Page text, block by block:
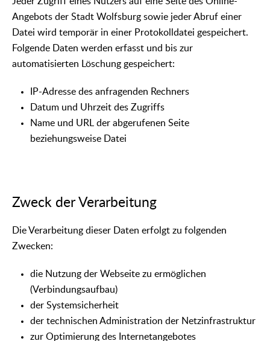
Angebots der Stadt Wolfsburg sowie jeder Abruf einer
Datei wird temporär in einer Protokolldatei gespeichert.
Folgende Daten werden erfasst und bis zur
automatisierten Löschung gespeichert:
IP-Adresse des anfragenden Rechners
Datum und Uhrzeit des Zugriffs
Name und URL der abgerufenen Seite
beziehungsweise Datei
Zweck der Verarbeitung
Die Verarbeitung dieser Daten erfolgt zu folgenden
Zwecken:
die Nutzung der Webseite zu ermöglichen
(Verbindungsaufbau)
der Systemsicherheit
der technischen Administration der Netzinfrastruktur
zur Optimierung des Internetangebotes